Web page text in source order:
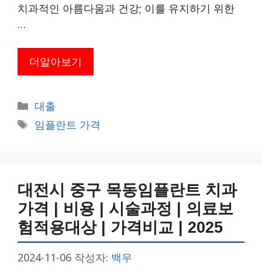
치과적인 아름다움과 건강; 이를 유지하기 위한
…
더알아보기
카
테
고
대출
태
임플란트 가격
대전시 중구 목동임플란트 치과
가격 | 비용 | 시술과정 | 의료보
험적용대상 | 가격비교 | 2025
2024-11-06 작성자: 백우